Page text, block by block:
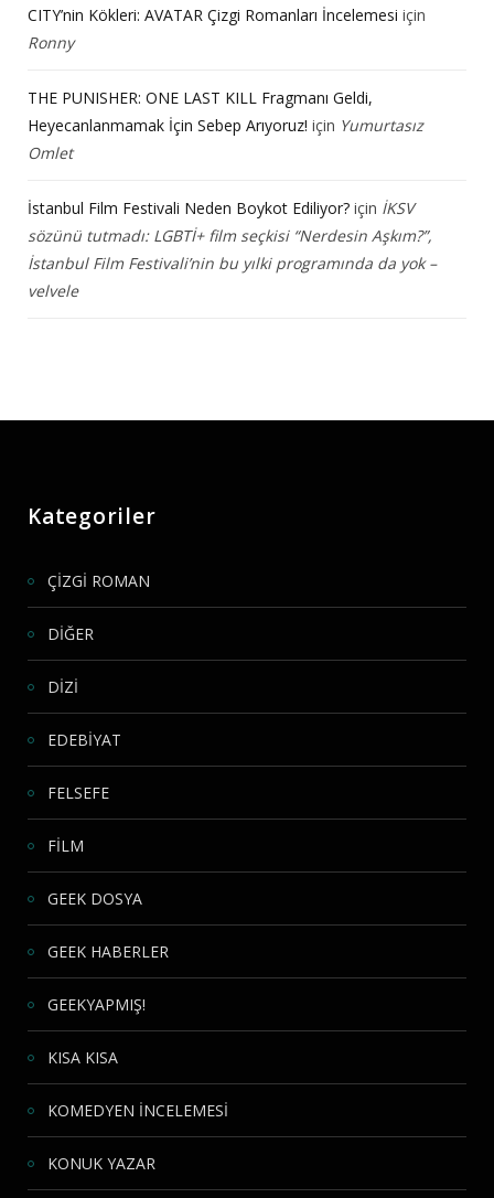
CITY’nin Kökleri: AVATAR Çizgi Romanları İncelemesi için
Ronny
THE PUNISHER: ONE LAST KILL Fragmanı Geldi,
Heyecanlanmamak İçin Sebep Arıyoruz! için Yumurtasız
Omlet
İstanbul Film Festivali Neden Boykot Ediliyor? için İKSV
sözünü tutmadı: LGBTİ+ film seçkisi “Nerdesin Aşkım?”,
İstanbul Film Festivali’nin bu yılki programında da yok –
velvele
Kategoriler
ÇİZGİ ROMAN
DİĞER
DİZİ
EDEBİYAT
FELSEFE
FİLM
GEEK DOSYA
GEEK HABERLER
GEEKYAPMIŞ!
KISA KISA
KOMEDYEN İNCELEMESİ
KONUK YAZAR